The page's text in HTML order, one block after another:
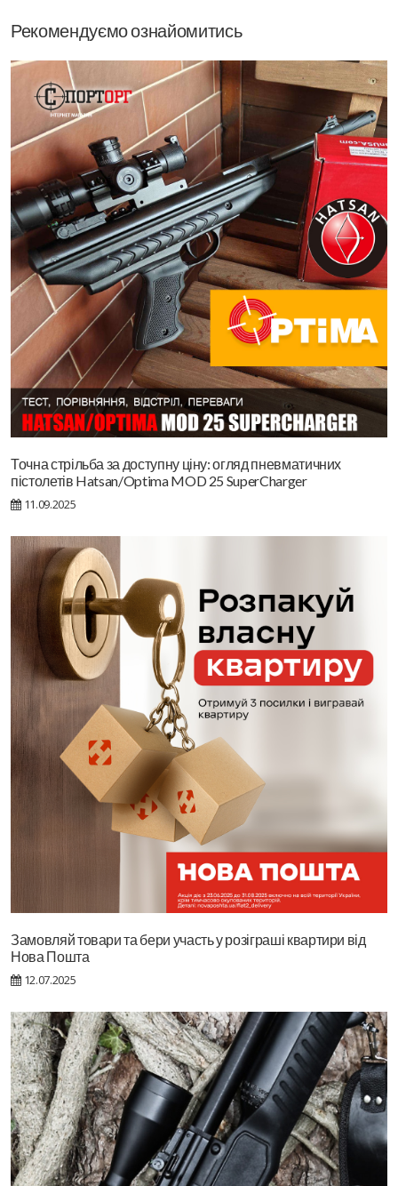
Рекомендуємо ознайомитись
Точна стрільба за доступну ціну: огляд пневматичних
пістолетів Hatsan/Optima MOD 25 SuperCharger
11.09.2025
Замовляй товари та бери участь у розіграші квартири від
Нова Пошта
12.07.2025